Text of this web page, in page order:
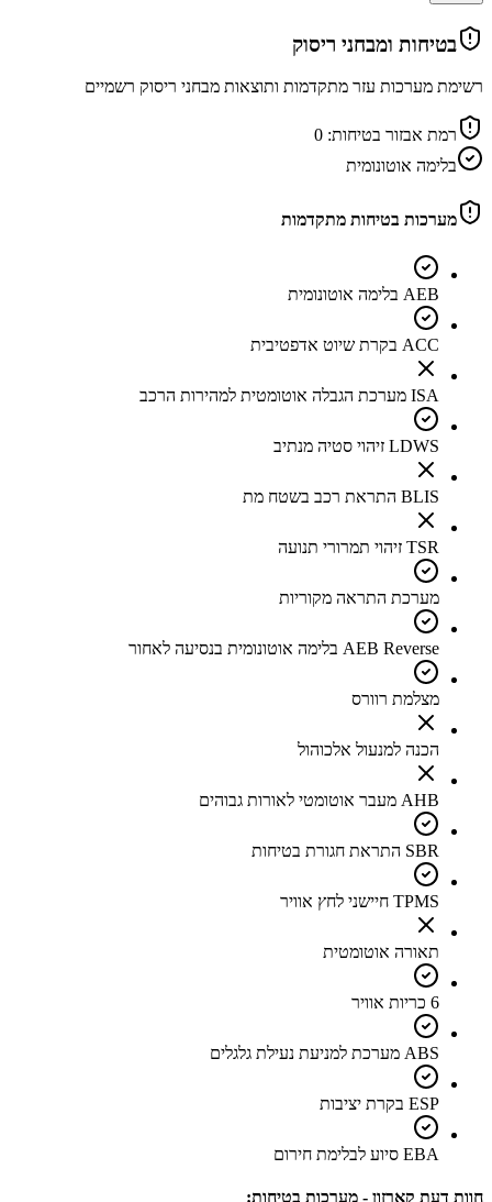
בטיחות ומבחני ריסוק
רשימת מערכות עזר מתקדמות ותוצאות מבחני ריסוק רשמיים
רמת אבזור בטיחות: 0
בלימה אוטונומית
מערכות בטיחות מתקדמות
AEB בלימה אוטונומית
ACC בקרת שיוט אדפטיבית
ISA מערכת הגבלה אוטומטית למהירות הרכב
LDWS זיהוי סטיה מנתיב
BLIS התראת רכב בשטח מת
TSR זיהוי תמרורי תנועה
מערכת התראה מקוריות
AEB Reverse בלימה אוטונומית בנסיעה לאחור
מצלמת רוורס
הכנה למנעול אלכוהול
AHB מעבר אוטומטי לאורות גבוהים
SBR התראת חגורת בטיחות
TPMS חיישני לחץ אוויר
תאורה אוטומטית
6 כריות אוויר
ABS מערכת למניעת נעילת גלגלים
ESP בקרת יציבות
EBA סיוע לבלימת חירום
חוות דעת קארזון - מערכות בטיחות: